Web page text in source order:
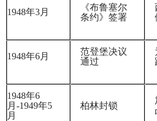
1948年3月
《布鲁塞尔
条约》签署
1948年6月
范登堡决议
通过
1948年6
月-1949年5
月
柏林封锁